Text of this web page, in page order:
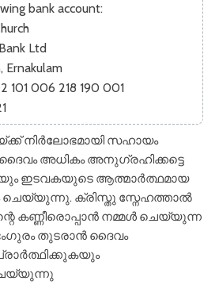
bank account:
Ltd
Ernakulam
101 006 218 190 001
നിർലോഭമായി സഹായം
അധികം അനുഗ്രഹിക്കട്ടെ
ഇടവകയുടെ ആത്മാർത്ഥമായ
ചെയ്യുന്നു. ക്രിസ്തു സ്നേഹത്താൽ
കണ്ണീരൊപ്പാൻ നമ്മൾ ചെയ്യുന്ന
തുടരാൻ ദൈവം